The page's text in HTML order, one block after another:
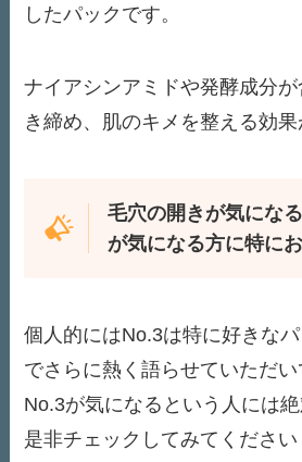
したパックです。
ナイアシンアミドや発酵成分が
き締め、肌のキメを整える効果
毛穴の開きが気にな
が気になる方に特に
個人的にはNo.3は特に好きな
でさらに熱く語らせていただい
No.3が気になるという人には
是非チェックしてみてください